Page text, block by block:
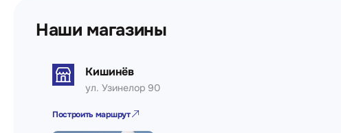
- Номинальный ток: 2,1 А
- Выходное напряжение: 5В DC (±5%)
- Рабочая температура: 0°C / +45°C
Наши магазины
Кишинёв
ул. Узинелор 90
Построить маршрут